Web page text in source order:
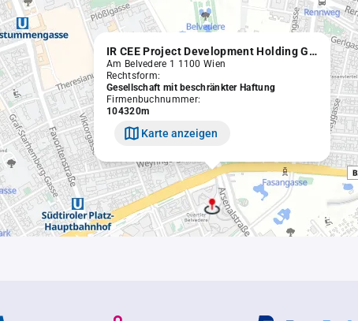
IR CEE Project Development Holding GmbH
Am Belvedere 1 1100 Wien
Rechtsform:
Gesellschaft mit beschränkter Haftung
Firmenbuchnummer:
104320m
Karte anzeigen